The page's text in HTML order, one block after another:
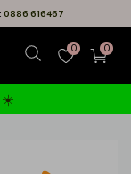
0886 616467
0 0
☀️